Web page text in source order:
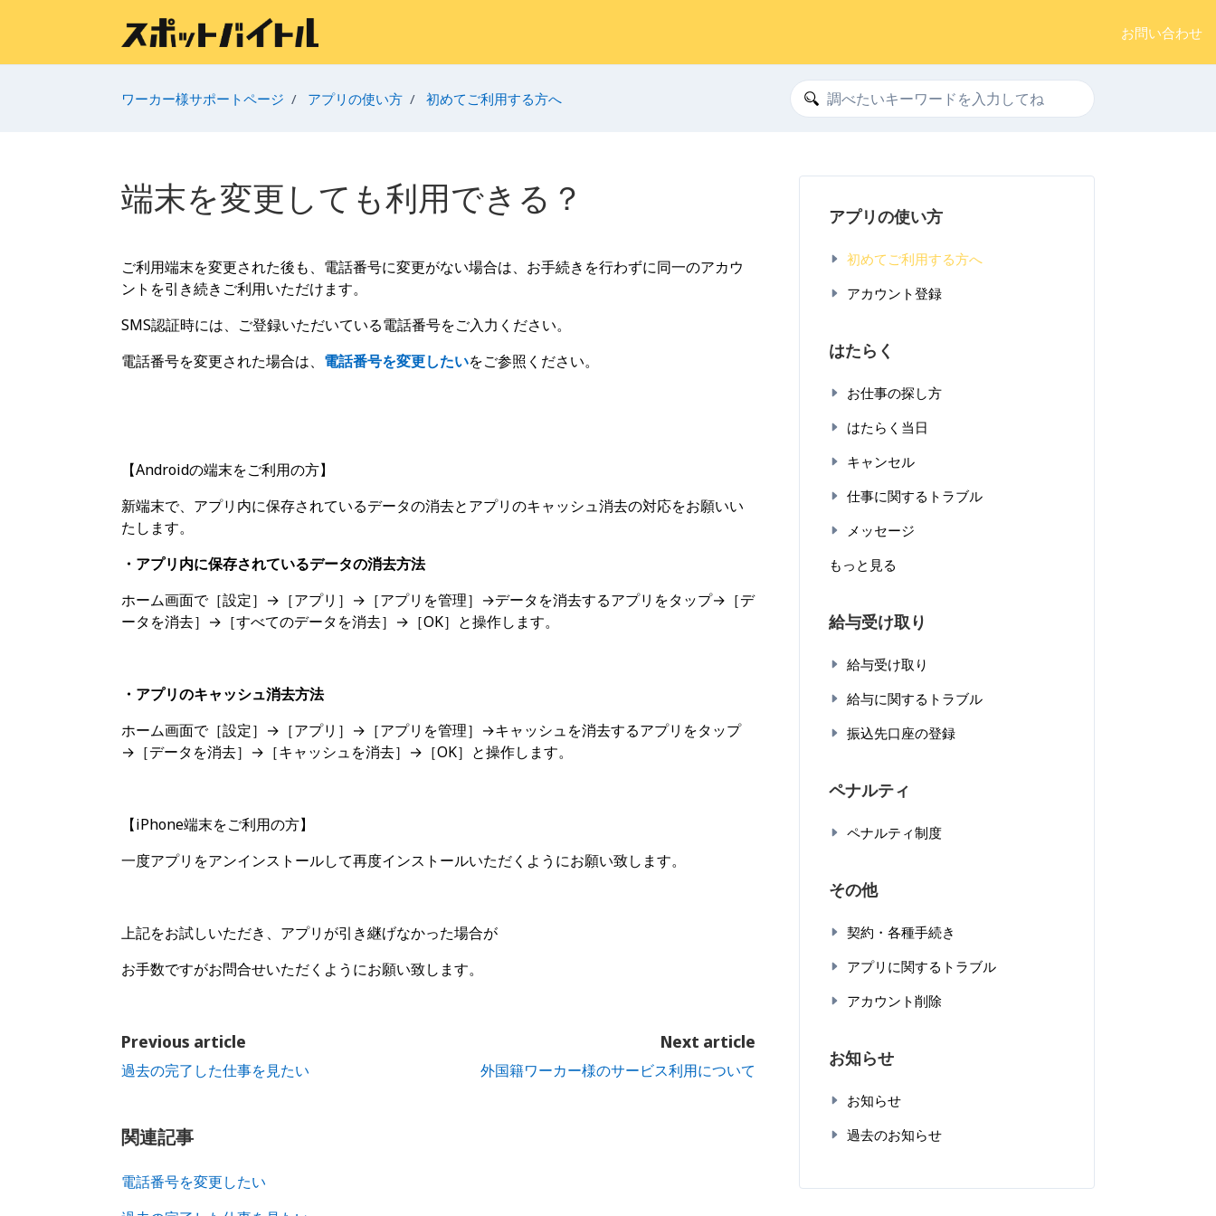
お問い合わせ
ワーカー様サポートページ アプリの使い方 初めてご利用する方へ 検索
端末を変更しても利用できる？
ご利用端末を変更された後も、電話番号に変更がない場合は、お手続きを行わずに同一のアカウ
ントを引き続きご利用いただけます。
SMS認証時には、ご登録いただいている電話番号をご入力ください。
電話番号を変更された場合は、 電話番号を変更したいをご参照ください。
【Androidの端末をご利用の方】
新端末で、アプリ内に保存されているデータの消去とアプリのキャッシュ消去の対応をお願いい
たします。
・アプリ内に保存されているデータの消去方法
ホーム画面で［設定］→［アプリ］→［アプリを管理］→データを消去するアプリをタップ→［デ
ータを消去］→［すべてのデータを消去］→［OK］と操作します。
・アプリのキャッシュ消去方法
ホーム画面で［設定］→［アプリ］→［アプリを管理］→キャッシュを消去するアプリをタップ
→［データを消去］→［キャッシュを消去］→［OK］と操作します。
【iPhone端末をご利用の方】
一度アプリをアンインストールして再度インストールいただくようにお願い致します。
上記をお試しいただき、アプリが引き継げなかった場合が
お手数ですがお問合せいただくようにお願い致します。
Previous article
過去の完了した仕事を見たい
Next article
外国籍ワーカー様のサービス利用について
関連記事
電話番号を変更したい
アプリの使い方
初めてご利用する方へ
アカウント登録
はたらく
お仕事の探し方
はたらく当日
キャンセル
仕事に関するトラブル
メッセージ
もっと見る
給与受け取り
給与受け取り
給与に関するトラブル
振込先口座の登録
ペナルティ
ペナルティ制度
その他
契約・各種手続き
アプリに関するトラブル
アカウント削除
お知らせ
お知らせ
過去のお知らせ